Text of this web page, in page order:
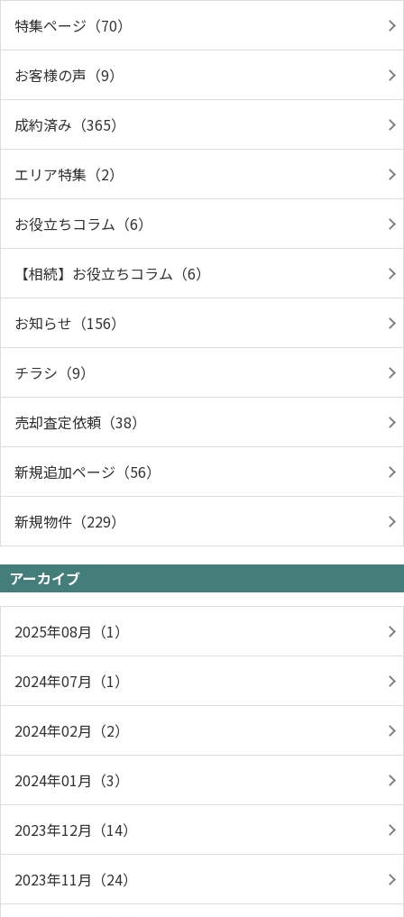
特集ページ（70）
お客様の声（9）
成約済み（365）
エリア特集（2）
お役立ちコラム（6）
【相続】お役立ちコラム（6）
お知らせ（156）
チラシ（9）
売却査定依頼（38）
新規追加ページ（56）
新規物件（229）
アーカイブ
2025年08月（1）
2024年07月（1）
2024年02月（2）
2024年01月（3）
2023年12月（14）
2023年11月（24）